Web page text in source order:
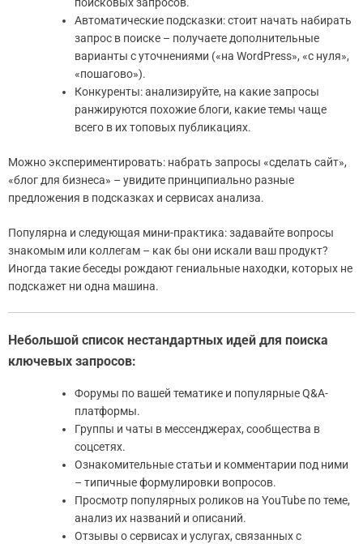
поисковых запросов.
Автоматические подсказки: стоит начать набирать
запрос в поиске – получаете дополнительные
варианты с уточнениями («на WordPress», «с нуля»,
«пошагово»).
Конкуренты: анализируйте, на какие запросы
ранжируются похожие блоги, какие темы чаще
всего в их топовых публикациях.
Можно экспериментировать: набрать запросы «сделать сайт»,
«блог для бизнеса» – увидите принципиально разные
предложения в подсказках и сервисах анализа.
Популярна и следующая мини-практика: задавайте вопросы
знакомым или коллегам – как бы они искали ваш продукт?
Иногда такие беседы рождают гениальные находки, которых не
подскажет ни одна машина.
Небольшой список нестандартных идей для поиска
ключевых запросов:
Форумы по вашей тематике и популярные Q&A-
платформы.
Группы и чаты в мессенджерах, сообщества в
соцсетях.
Ознакомительные статьи и комментарии под ними
– типичные формулировки вопросов.
Просмотр популярных роликов на YouTube по теме,
анализ их названий и описаний.
Отзывы о сервисах и услугах, связанных с